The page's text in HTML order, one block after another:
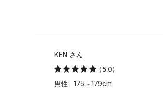
KEN さん
（5.0）
男性 175～179cm